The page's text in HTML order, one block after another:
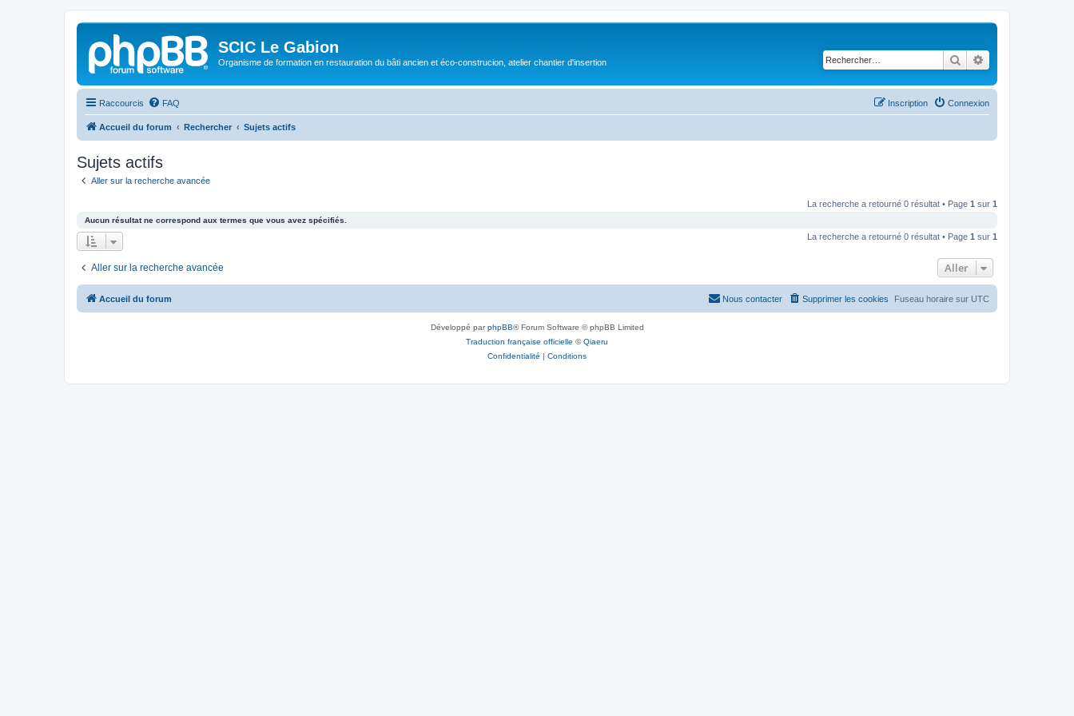
SCIC Le Gabion
Organisme de formation en restauration du bâti ancien et éco-construcion, atelier chantier d'insertion Rechercher
Raccourcis FAQ Connexion
Inscription
Accueil du forum Rechercher Sujets actifs
Sujets actifs
Aller sur la recherche avancée
La recherche a retourné 0 résultat • Page 1 sur 1
Aucun résultat ne correspond aux termes que vous avez spécifiés.
La recherche a retourné 0 résultat • Page 1 sur 1
Aller sur la recherche avancée Aller
Accueil du forum Fuseau horaire sur UTC
Supprimer les cookies
Nous contacter
Développé parphpBB® Forum Software © phpBB Limited
Traduction française officielle ©Qiaeru
Confidentialité | Conditions